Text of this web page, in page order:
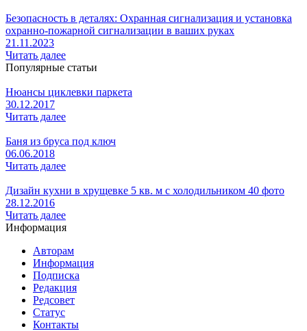
Безопасность в деталях: Охранная сигнализация и установка
охранно-пожарной сигнализации в ваших руках
21.11.2023
Читать далее
Популярные статьи
Нюансы циклевки паркета
30.12.2017
Читать далее
Баня из бруса под ключ
06.06.2018
Читать далее
Дизайн кухни в хрущевке 5 кв. м с холодильником 40 фото
28.12.2016
Читать далее
Информация
Авторам
Информация
Подписка
Редакция
Редсовет
Статус
Контакты